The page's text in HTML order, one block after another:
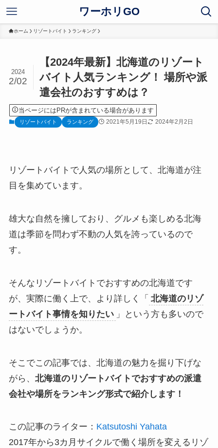
ワーホリGO
ホーム リゾートバイト ランキング
【2024年最新】北海道のリゾート
バイト人気ランキング！ 場所や派
遣会社のおすすめは？
2024
2/02
当ページにはPRが含まれている場合があります
リゾートバイト ランキング 2021年5月19日 2024年2月2日
リゾートバイトで人気の場所として、北海道が注
目を集めています。
雄大な自然を擁しており、グルメも楽しめる北海
道は季節を問わず不動の人気を誇っているので
す。
そんなリゾートバイトでおすすめの北海道です
が、実際に働く上で、より詳しく「 北海道のリゾ
ートバイト事情を知りたい 」という方も多いので
はないでしょうか。
そこでこの記事では、北海道の魅力を掘り下げな
がら、 北海道のリゾートバイトでおすすめの派遣
会社や場所をランキング形式で紹介します！
この記事のライター： Katsutoshi Yahata
2017年から3カ月サイクルで働く場所を変えるリゾ